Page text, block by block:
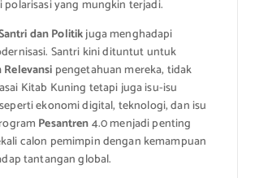
polarisasi yang mungkin terjadi.
dan Politikjuga menghadapi
Santri kini dituntut untuk
pengetahuan mereka, tidak
Kitab Kuning tetapi juga isu-isu
ekonomi digital, teknologi, dan isu
Pesantren4.0 menjadi penting
calon pemimpin dengan kemampuan
tantangan global.